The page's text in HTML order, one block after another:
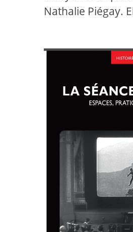
Nathalie Piégay.